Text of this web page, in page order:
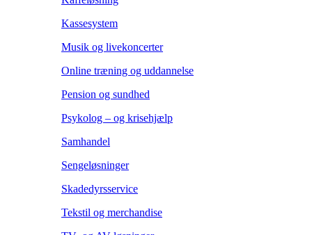
Kassesystem
Musik og livekoncerter
Online træning og uddannelse
Pension og sundhed
Psykolog – og krisehjælp
Samhandel
Sengeløsninger
Skadedyrsservice
Tekstil og merchandise